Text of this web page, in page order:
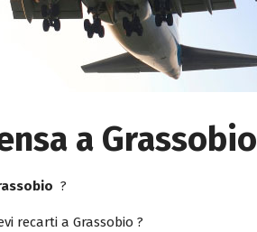
a Grassobio
?
recarti a Grassobio ?